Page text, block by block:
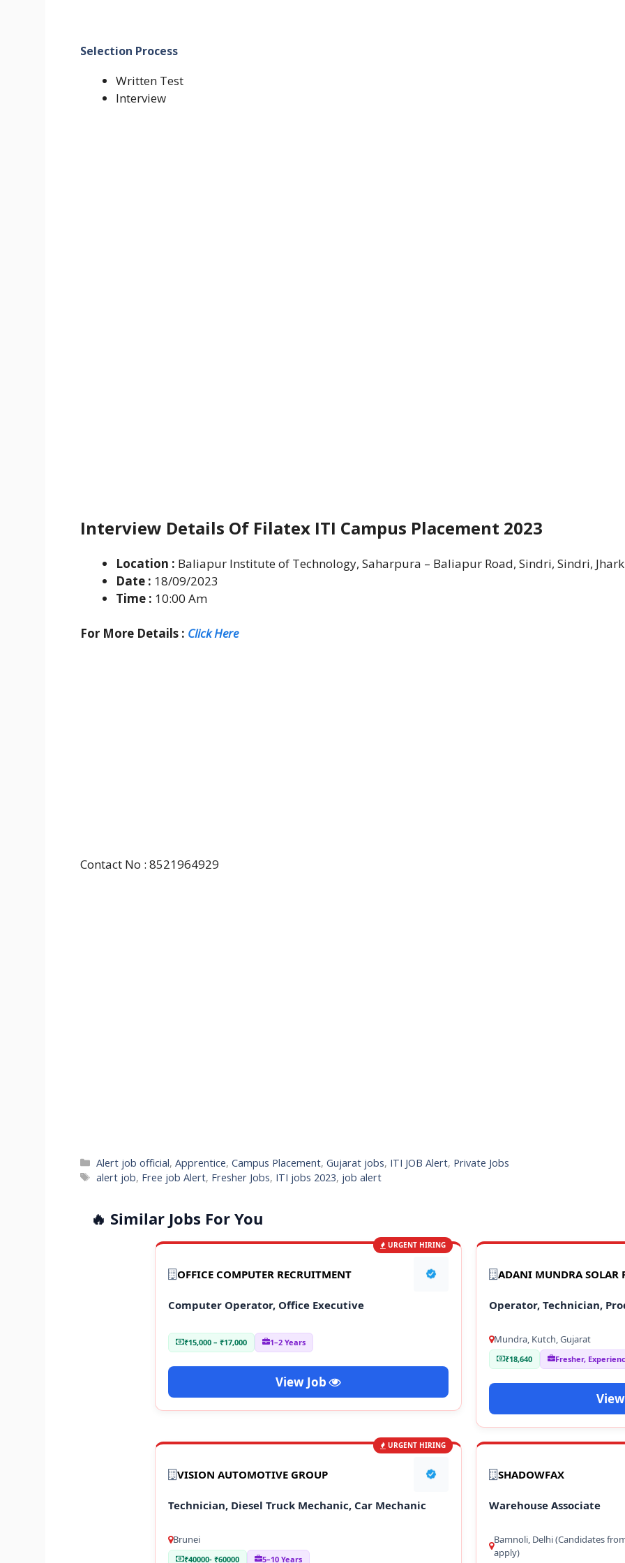
Selection Process
Written Test
Interview
Interview Details Of Filatex ITI Campus Placement 2023
Location : Baliapur Institute of Technology, Saharpura – Baliapur Road, Sindri, Sindri,
Date : 18/09/2023
Time : 10:00 Am
For More Details : Click Here
Contact No : 8521964929
Categories
Alert job official, Apprentice, Campus Placement, Gujarat jobs, ITI JOB Alert, Private Jobs
Tags
alert job, Free job Alert, Fresher Jobs, ITI jobs 2023, job alert
🔥 Similar Jobs For You
URGENT HIRING
OFFICE COMPUTER RECRUITMENT
Computer Operator, Office Executive
₹15,000 – ₹17,000 1–2 Years
View Job
ADANI MUNDRA SOLAR
Operator, Technician,
Mundra, Kutch, Gujarat
₹18,640 Fresher,
URGENT HIRING
VISION AUTOMOTIVE GROUP
Technician, Diesel Truck Mechanic, Car Mechanic
Brunei
₹40000- ₹60000 5–10 Years
SHADOWFAX
Warehouse Associate
Bamnoli, Delhi (Candidates
apply)